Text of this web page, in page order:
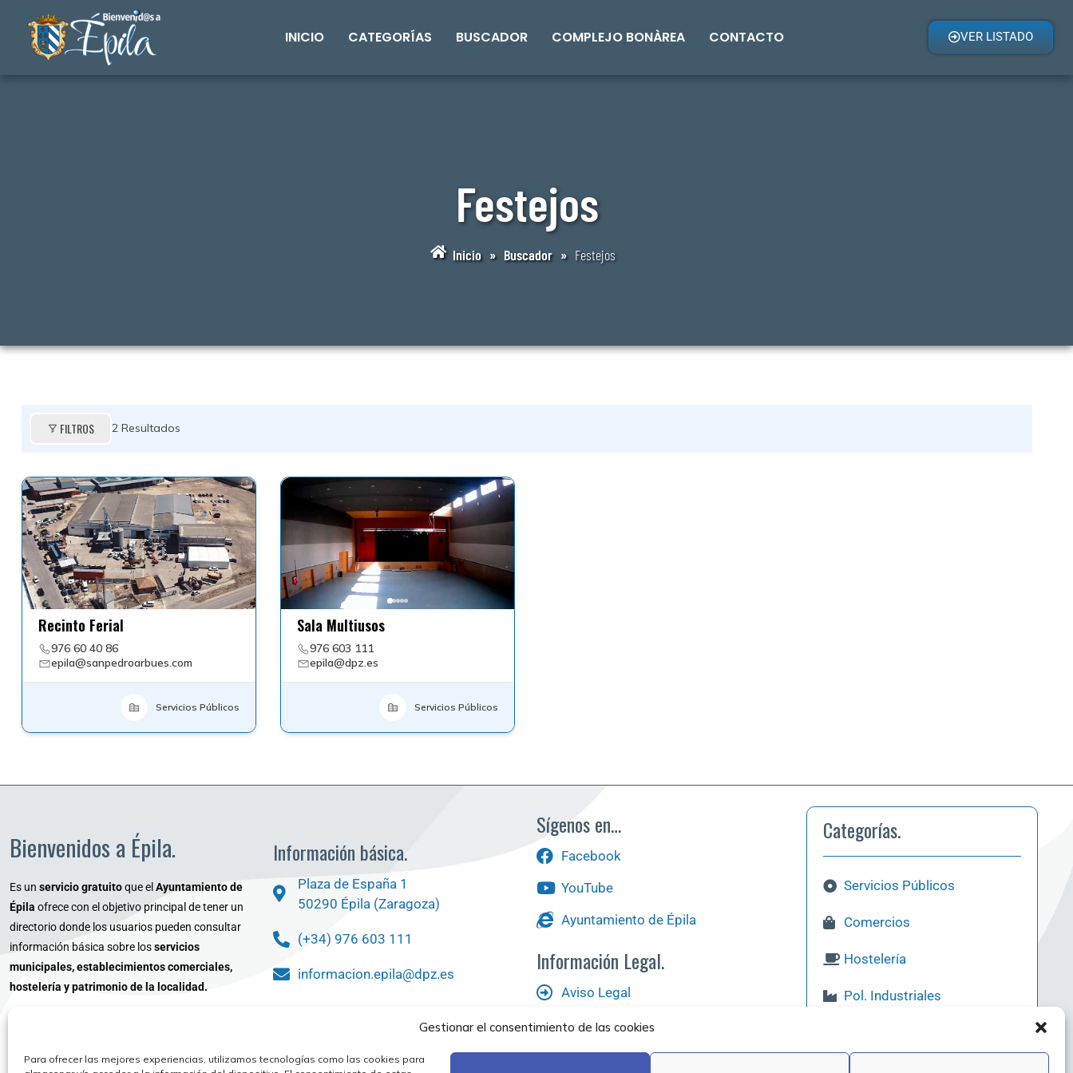
Gestionar el consentimiento de las cookies
Para ofrecer las mejores experiencias, utilizamos tecnologías como las cookies para
INICIO CATEGORÍAS BUSCADOR COMPLEJO BONÀREA CONTACTO VER LISTADO
Festejos
Inicio » Buscador » Festejos
FILTROS 2 Resultados
Recinto Ferial
976 60 40 86
epila@sanpedroarbues.com
Servicios Públicos
Sala Multiusos
976 603 111
epila@dpz.es
Servicios Públicos
Bienvenidos a Épila.
Es un servicio gratuitoque el Ayuntamiento de
Épila ofrece con el objetivo principal de tener un
directorio donde los usuarios pueden consultar
información básica sobre losservicios
municipales, establecimientos comerciales,
hostelería y patrimonio de la localidad.
Información básica.
Plaza de España 1
50290 Épila (Zaragoza)
(+34) 976 603 111
informacion.epila@dpz.es
Sígenos en…
Facebook
YouTube
Ayuntamiento de Épila
Información Legal.
Aviso Legal
Política de Privacidad
Categorías.
Servicios Públicos
Comercios
Hostelería
Pol. Industriales